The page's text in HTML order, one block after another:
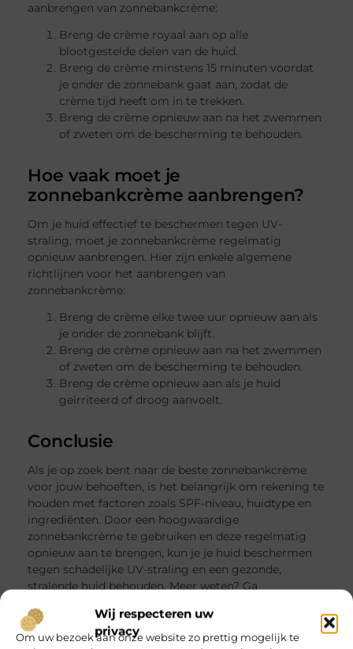
Wij respecteren uw
privacy
Om uw bezoek aan onze website zo prettig mogelijk te
aanbrengen van zonnebankcrème:
Breng de crème royaal aan op alle
blootgestelde delen van de huid.
Breng de crème minstens 15 minuten voordat
je onder de zonnebank gaat aan, zodat de
crème tijd heeft om in te trekken.
Breng de crème opnieuw aan na het zwemmen
of zweten om de bescherming te behouden.
Hoe vaak moet je
zonnebankcrème aanbrengen?
Om je huid effectief te beschermen tegen UV-
straling, moet je zonnebankcrème regelmatig
opnieuw aanbrengen. Hier zijn enkele algemene
richtlijnen voor het aanbrengen van
zonnebankcrème:
Breng de crème elke twee uur opnieuw aan als
je onder de zonnebank blijft.
Breng de crème opnieuw aan na het zwemmen
of zweten om de bescherming te behouden.
Breng de crème opnieuw aan als je huid
geïrriteerd of droog aanvoelt.
Conclusie
Als je op zoek bent naar de beste zonnebankcrème
voor jouw behoeften, is het belangrijk om rekening te
houden met factoren zoals SPF-niveau, huidtype en
ingrediënten. Door een hoogwaardige
zonnebankcrème te gebruiken en deze regelmatig
opnieuw aan te brengen, kun je je huid beschermen
tegen schadelijke UV-straling en een gezonde,
stralende huid behouden. Meer weten? Ga